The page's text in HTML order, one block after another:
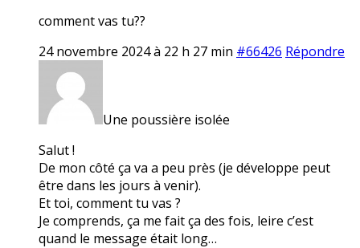
comment vas tu??
24 novembre 2024 à 22 h 27 min #66426 Répondre
Une poussière isolée
Salut !
De mon côté ça va a peu près (je développe peut
être dans les jours à venir).
Et toi, comment tu vas ?
Je comprends, ça me fait ça des fois, leire c’est
quand le message était long…